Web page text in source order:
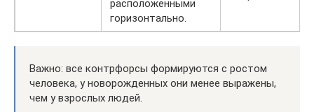
расположенными
горизонтально.
Важно: все контрфорсы формируются с ростом
человека, у новорожденных они менее выражены,
чем у взрослых людей.